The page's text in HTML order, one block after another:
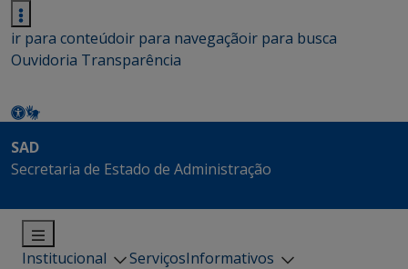
ir para conteúdoir para navegaçãoir para busca
Ouvidoria Transparência
SAD
Secretaria de Estado de Administração
Institucional ServiçosInformativos